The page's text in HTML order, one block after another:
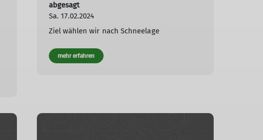
abgesagt
Sa. 17.02.2024
Ziel wählen wir nach Schneelage
mehr erfahren